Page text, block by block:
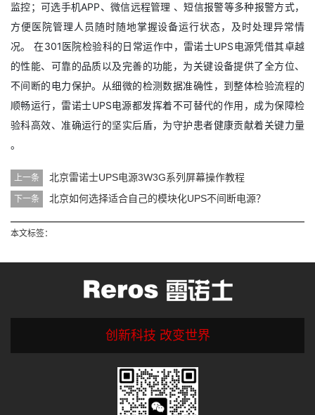
监控；可选手机APP、微信远程管理 、短信报警等多种报警方式，
方便医院管理人员随时随地掌握设备运行状态，及时处理异常情
况。 在301医院检验科的日常运作中，雷诺士UPS电源凭借其卓越
的性能、可靠的品质以及完善的功能，为关键设备提供了全方位、
不间断的电力保护。从细微的检测数据准确性，到整体检验流程的
顺畅运行，雷诺士UPS电源都发挥着不可替代的作用，成为保障检
验科高效、准确运行的坚实后盾，为守护患者健康贡献着关键力量
。
上一条 北京雷诺士UPS电源3W3G系列屏幕操作教程
下一条 北京如何选择适合自己的模块化UPS不间断电源？
本文标签：
创新科技 改变世界